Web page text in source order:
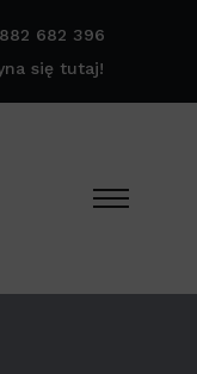
682 396
się tutaj!